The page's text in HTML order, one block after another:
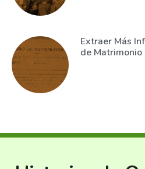
Extraer Más
de Matrimonio